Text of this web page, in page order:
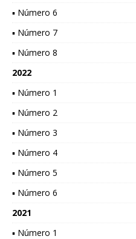
▪ Número 6
▪ Número 7
▪ Número 8
2022
▪ Número 1
▪ Número 2
▪ Número 3
▪ Número 4
▪ Número 5
▪ Número 6
2021
▪ Número 1